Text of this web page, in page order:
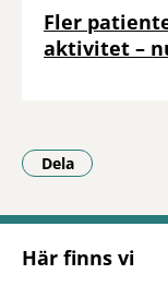
Fler
aktivitet –
Dela
- Klicka för att
Här finns vi